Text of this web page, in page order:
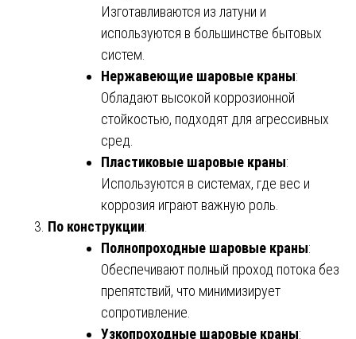
Изготавливаются из латуни и
используются в большинстве бытовых
систем.
Нержавеющие шаровые краны:
Обладают высокой коррозионной
стойкостью, подходят для агрессивных
сред.
Пластиковые шаровые краны:
Используются в системах, где вес и
коррозия играют важную роль.
По конструкции:
Полнопроходные шаровые краны:
Обеспечивают полный проход потока без
препятствий, что минимизирует
сопротивление.
Узкопроходные шаровые краны: